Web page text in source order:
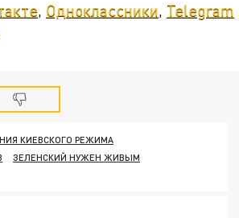
, Одноклассники, Telegram
КИЕВСКОГО РЕЖИМА
ЗЕЛЕНСКИЙ НУЖЕН ЖИВЫМ